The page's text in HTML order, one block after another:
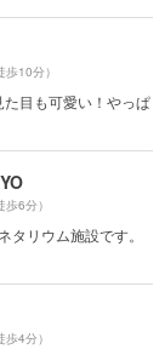
歩10分）
目も可愛い！やっぱ
歩6分）
リウム施設です。
歩4分）